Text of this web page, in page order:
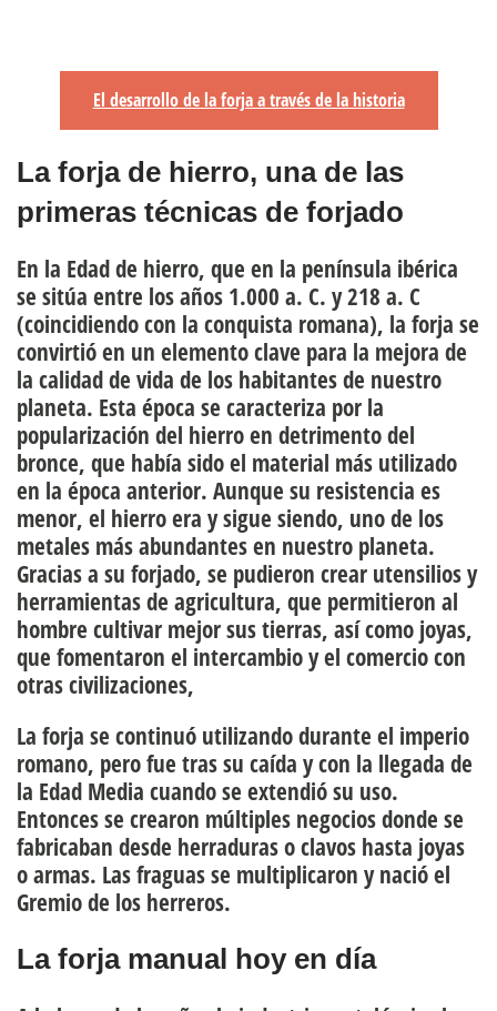
El desarrollo de la forja a través de la historia
La forja de hierro, una de las
primeras técnicas de forjado
En la Edad de hierro, que en la península ibérica
se sitúa entre los años 1.000 a. C. y 218 a. C
(coincidiendo con la conquista romana), la forja se
convirtió en un elemento clave para la mejora de
la calidad de vida de los habitantes de nuestro
planeta. Esta época se caracteriza por la
popularización del hierro en detrimento del
bronce, que había sido el material más utilizado
en la época anterior. Aunque su resistencia es
menor, el hierro era y sigue siendo, uno de los
metales más abundantes en nuestro planeta.
Gracias a su forjado, se pudieron crear utensilios y
herramientas de agricultura, que permitieron al
hombre cultivar mejor sus tierras, así como joyas,
que fomentaron el intercambio y el comercio con
otras civilizaciones,
La forja se continuó utilizando durante el imperio
romano, pero fue tras su caída y con la llegada de
la Edad Media cuando se extendió su uso.
Entonces se crearon múltiples negocios donde se
fabricaban desde herraduras o clavos hasta joyas
o armas. Las fraguas se multiplicaron y nació el
Gremio de los herreros.
La forja manual hoy en día